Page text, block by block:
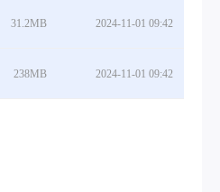
31.2MB 2024-11-01 09:42
238MB 2024-11-01 09:42